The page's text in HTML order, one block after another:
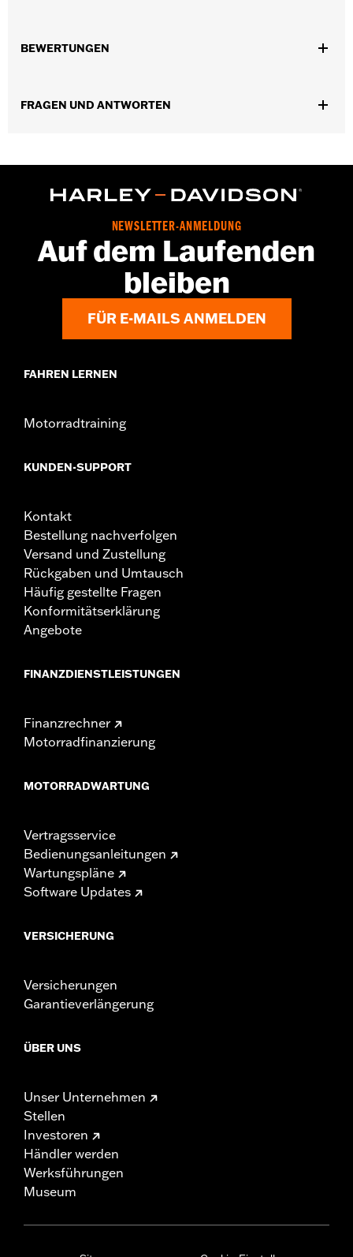
Trike Modelle und FLHTCUL sowie FLHTKL Modelle ab ’15.
Installationsanleitung
In der Box:Befestigungsteile für Derby Deckel und
GARANTIE:,,,,,,,,,,,,,,,,,,,,,,,,,,,,,,,,,,,,,,,,,,,,,,,,,,,,,,,,,,,,,,,,,
Für den Aus- und Einbau von Motorabdeckungen
werden. Wende Dich für weitere Informationen an
BEWERTUNGEN
FRAGEN UND ANTWORTEN
NEWSLETTER-ANMELDUNG
Auf dem Laufenden
bleiben
FÜR E-MAILS ANMELDEN
FAHREN LERNEN
Motorradtraining
KUNDEN-SUPPORT
Kontakt
Bestellung nachverfolgen
Versand und Zustellung
Rückgaben und Umtausch
Häufig gestellte Fragen
Konformitätserklärung
Angebote
FINANZDIENSTLEISTUNGEN
Finanzrechner
Motorradfinanzierung
MOTORRADWARTUNG
Vertragsservice
Bedienungsanleitungen
Wartungspläne
Software Updates
VERSICHERUNG
Versicherungen
Garantieverlängerung
ÜBER UNS
Unser Unternehmen
Stellen
Investoren
Händler werden
Werksführungen
Museum